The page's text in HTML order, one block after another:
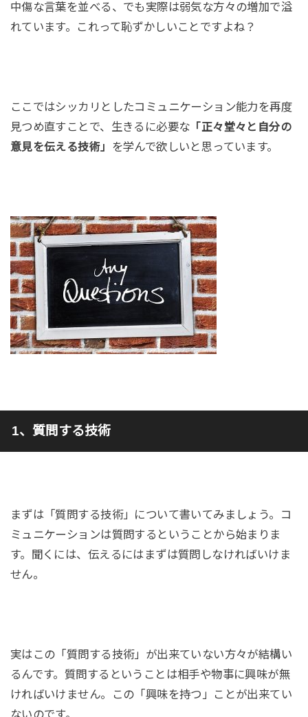
中傷な言葉を並べる、でも実際は弱気な方々の増加で溢
れています。これって恥ずかしいことですよね？
ここではシッカリとしたコミュニケーション能力を再度
見つめ直すことで、生きるに必要な 「正々堂々と自分の
意見を伝える技術」 を学んで欲しいと思っています。
1、質問する技術
まずは「質問する技術」について書いてみましょう。コ
ミュニケーションは質問するということから始まりま
す。聞くには、伝えるにはまずは質問しなければいけま
せん。
実はこの「質問する技術」が出来ていない方々が結構い
るんです。質問するということは相手や物事に興味が無
ければいけません。この「興味を持つ」ことが出来てい
ないのです。